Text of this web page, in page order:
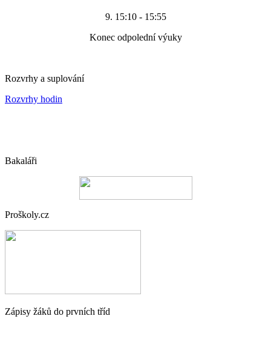
9. 15:10 - 15:55
Konec odpolední výuky
Rozvrhy a suplování
Rozvrhy hodin
Bakaláři
Proškoly.cz
Zápisy žáků do prvních tříd